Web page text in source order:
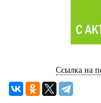
Ссылка на